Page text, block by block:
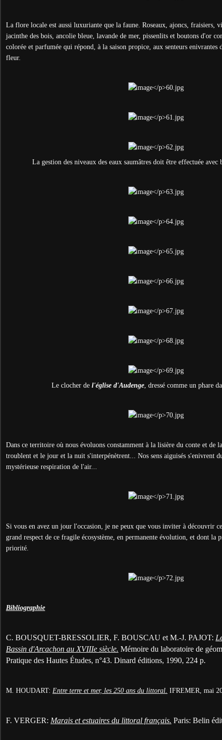
La flore locale est aussi luxuriante que la faune. Roseaux, ajoncs, fraisiers,
jacinthe des bois, ancolie bleue, lavande de mer, pissenlits et boutons d'or
colorée et parfumée qui répond, à la saison propice, aux senteurs enivrantes
fleur.
La gestion des niveaux des eaux saumâtres doit être effectuée avec
Le clocher de l'église d'Audenge , dressé comme un phare
Dans ce territoire où nous évoluons constamment à la lisière du conte et de
troublent et le jour et la nuit s'interpénètrent... Nos sens aiguisés s'enivrent
mystérieuse respiration de l'air...
Si vous en avez un jour l'occasion, je ne peux que vous inviter à découvrir
grand respect de ce fragile écosystème, en permanente évolution, et dont la
priorité.
Bibliographie
C. BOUSQUET-BRESSOLIER, F. BOUSCAU et M.-J. PAJOT:
Bassin d'Arcachon au XVIIIe siècle. Mémoire du laboratoire de
Pratique des Hautes Études, n°43. Dinard éditions, 1990, 224 p.
M. HOUDART: Entre terre et mer, les 250 ans du littoral. IFREMER, mai
F. VERGER: Marais et estuaires du littoral français. Paris: Belin